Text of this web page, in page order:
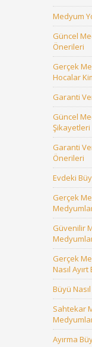
Medyum
Güncel
Önerileri
Gerçek
Hocalar
Garanti
Güncel
Şikayetleri
Garanti
Önerileri
Evdeki
Gerçek
Güvenilir
Gerçek
Nasıl Ayırt
Büyü
Sahtekar
Medyumlar
Ayırma